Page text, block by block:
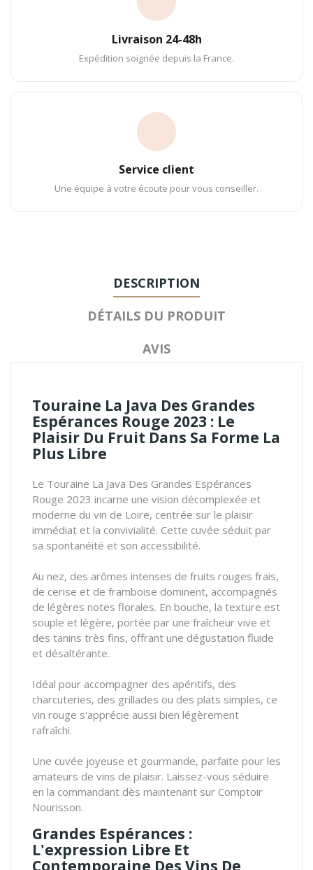
Livraison 24-48h
Expédition soignée depuis la France.
Service client
Une équipe à votre écoute pour vous conseiller.
DESCRIPTION
DÉTAILS DU PRODUIT
AVIS
Touraine La Java Des Grandes
Espérances Rouge 2023 : Le
Plaisir Du Fruit Dans Sa Forme La
Plus Libre
Le Touraine La Java Des Grandes Espérances
Rouge 2023 incarne une vision décomplexée et
moderne du vin de Loire, centrée sur le plaisir
immédiat et la convivialité. Cette cuvée séduit par
sa spontanéité et son accessibilité.
Au nez, des arômes intenses de fruits rouges frais,
de cerise et de framboise dominent, accompagnés
de légères notes florales. En bouche, la texture est
souple et légère, portée par une fraîcheur vive et
des tanins très fins, offrant une dégustation fluide
et désaltérante.
Idéal pour accompagner des apéritifs, des
charcuteries, des grillades ou des plats simples, ce
vin rouge s'apprécie aussi bien légèrement
rafraîchi.
Une cuvée joyeuse et gourmande, parfaite pour les
amateurs de vins de plaisir. Laissez-vous séduire
en la commandant dès maintenant sur Comptoir
Nourisson.
Grandes Espérances :
L'expression Libre Et
Contemporaine Des Vins De